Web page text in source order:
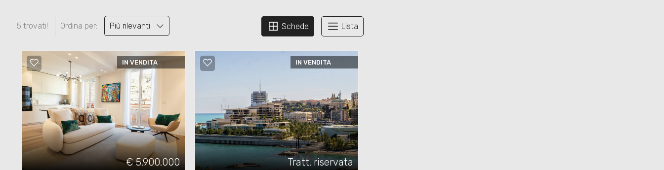
5 trovati! Ordina per: Più rilevanti Schede Lista
IN VENDITA
€ 5.900.000
IN VENDITA
Tratt. riservata